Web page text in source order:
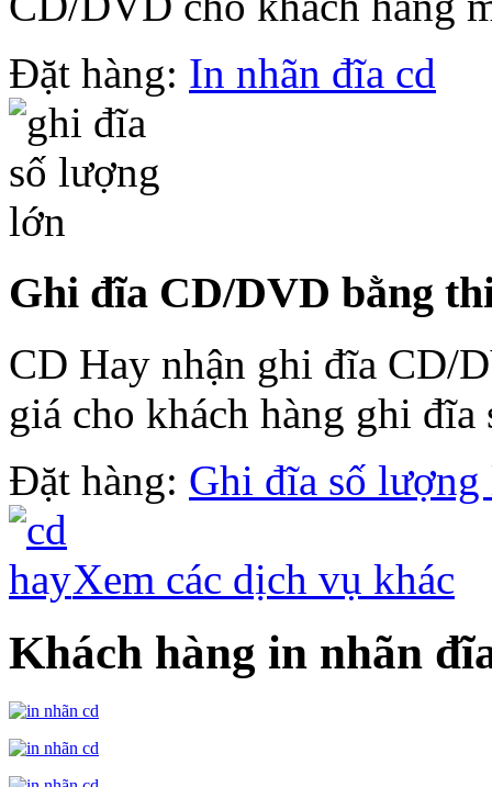
Đặt hàng: In nhãn đĩa cd
Ghi đĩa CD/DVD bằng
CD Hay nhận ghi đĩa CD/
giá cho khách hàng ghi
Đặt hàng: Ghi đĩa số
Xem các dịch vụ khác
Khách hàng in nhãn